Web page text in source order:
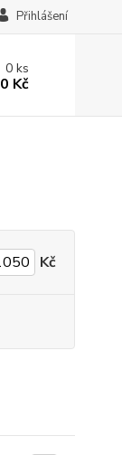
Přihlášení
0ks
0 Kč
Kč